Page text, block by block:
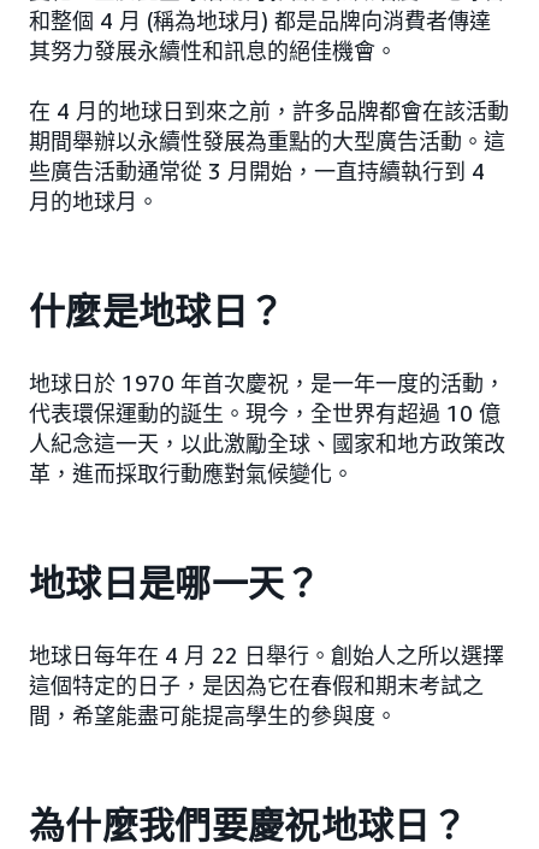
和整個 4 月 (稱為地球月) 都是品牌向消費者傳達
其努力發展永續性和訊息的絕佳機會。
在 4 月的地球日到來之前，許多品牌都會在該活動
期間舉辦以永續性發展為重點的大型廣告活動。這
些廣告活動通常從 3 月開始，一直持續執行到 4
月的地球月。
什麼是地球日？
地球日於 1970 年首次慶祝，是一年一度的活動，
代表環保運動的誕生。現今，全世界有超過 10 億
人紀念這一天，以此激勵全球、國家和地方政策改
革，進而採取行動應對氣候變化。
地球日是哪一天？
地球日每年在 4 月 22 日舉行。創始人之所以選擇
這個特定的日子，是因為它在春假和期末考試之
間，希望能盡可能提高學生的參與度。
為什麼我們要慶祝地球日？